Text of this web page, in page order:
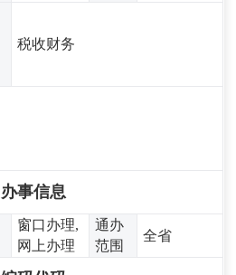
税收财务
办事信息
窗口办理,
网上办理
通办
范围
全省